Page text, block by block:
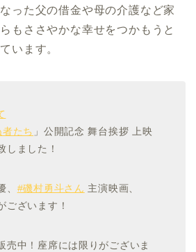
った父の借金や母の介護など家
もささやかな幸せをつかもうと
います。
たち 」公開記念 舞台挨拶 上映
しました！
、 #磯村勇斗さん 主演映画、
ございます！
売中！座席には限りがございま